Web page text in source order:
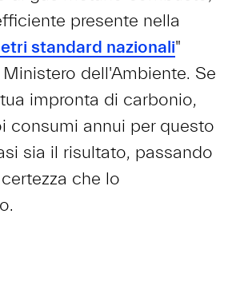
presente nella
standard nazionali"
dell'Ambiente. Se
impronta di carbonio,
consumi annui per questo
sia il risultato, passando
che lo